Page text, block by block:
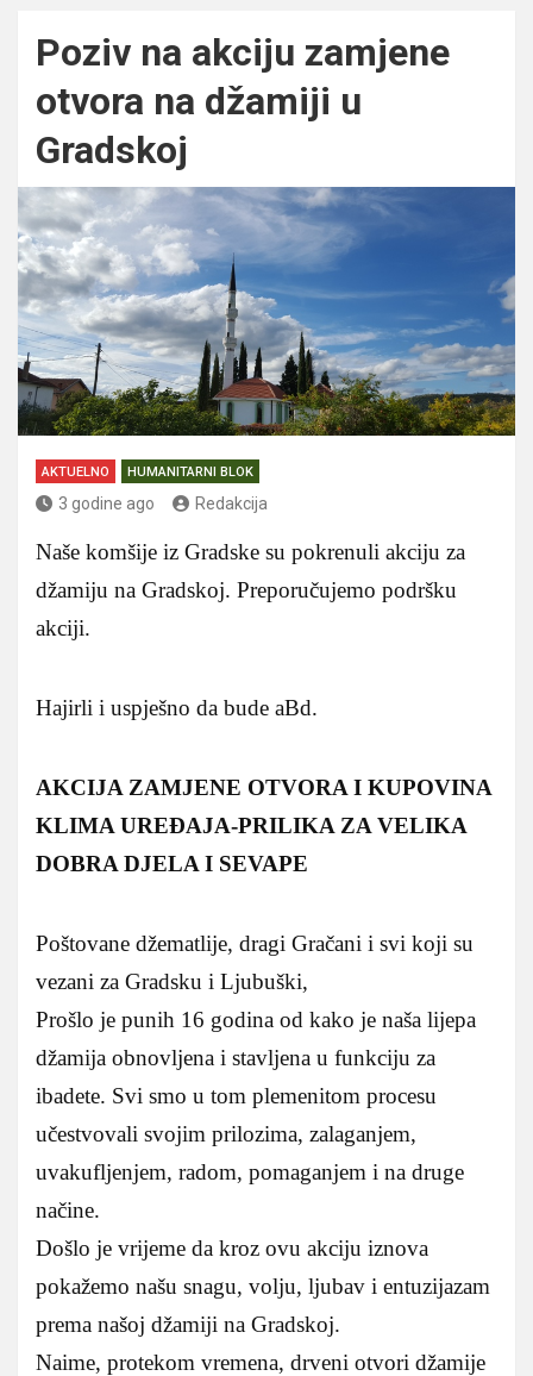
Poziv na akciju zamjene
otvora na džamiji u
Gradskoj
AKTUELNO HUMANITARNI BLOK
3 godine ago Redakcija
Naše komšije iz Gradske su pokrenuli akciju za
džamiju na Gradskoj. Preporučujemo podršku
akciji.
Hajirli i uspješno da bude aBd.
AKCIJA ZAMJENE OTVORA I KUPOVINA
KLIMA UREĐAJA-PRILIKA ZA VELIKA
DOBRA DJELA I SEVAPE
Poštovane džematlije, dragi Gračani i svi koji su
vezani za Gradsku i Ljubuški,
Prošlo je punih 16 godina od kako je naša lijepa
džamija obnovljena i stavljena u funkciju za
ibadete. Svi smo u tom plemenitom procesu
učestvovali svojim prilozima, zalaganjem,
uvakufljenjem, radom, pomaganjem i na druge
načine.
Došlo je vrijeme da kroz ovu akciju iznova
pokažemo našu snagu, volju, ljubav i entuzijazam
prema našoj džamiji na Gradskoj.
Naime, protekom vremena, drveni otvori džamije